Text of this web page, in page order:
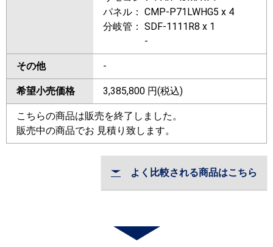
パネル： CMP-P71LWHG5 x 4
分岐管： SDF-1111R8 x 1
-
その他 -
希望小売価格 3,385,800 円(税込)
こちらの商品は販売を終了しました。
販売中の商品でお 見積り致します。
よく比較される商品はこちら